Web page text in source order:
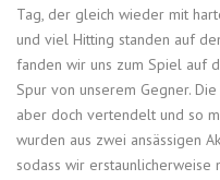
Tag, der gleich wieder mit
und viel Hitting standen auf
fanden wir uns zum Spiel auf
Spur von unserem Gegner.
aber doch vertendelt und so
wurden aus zwei ansässigen
sodass wir erstaunlicherweise